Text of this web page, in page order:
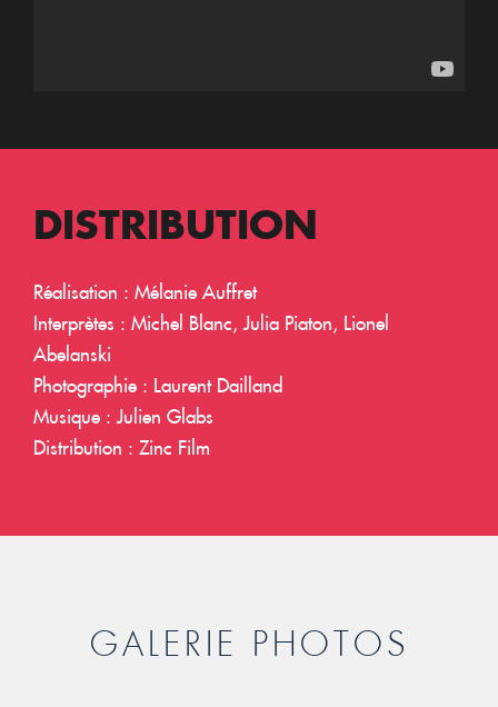
DISTRIBUTION
Réalisation : Mélanie Auffret
Interprètes : Michel Blanc, Julia Piaton, Lionel
Abelanski
Photographie : Laurent Dailland
Musique : Julien Glabs
Distribution : Zinc Film
GALERIE PHOTOS